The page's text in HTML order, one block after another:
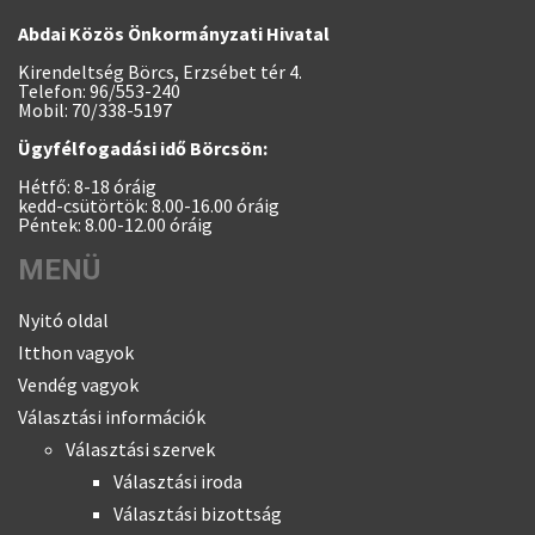
Abdai Közös Önkormányzati Hivatal
Kirendeltség Börcs, Erzsébet tér 4.
Telefon: 96/553-240
Mobil: 70/338-5197
Ügyfélfogadási idő Börcsön:
Hétfő: 8-18 óráig
kedd-csütörtök: 8.00-16.00 óráig
Péntek: 8.00-12.00 óráig
MENÜ
Nyitó oldal
Itthon vagyok
Vendég vagyok
Választási információk
Választási szervek
Választási iroda
Választási bizottság